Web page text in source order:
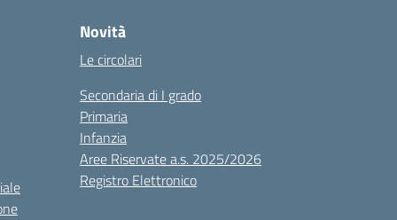
Novità
Le circolari
Secondaria di I grado
Primaria
Infanzia
Aree Riservate a.s. 2025/2026
Registro Elettronico